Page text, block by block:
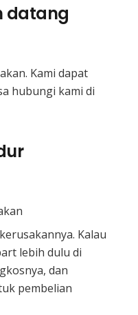
datang
Kami dapat
hubungi kami di
Kalau
lebih dulu di
dan
pembelian